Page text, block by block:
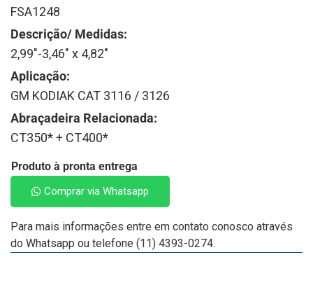
FSA1248
Descrição/ Medidas:
2,99"-3,46" x 4,82"
Aplicação:
GM KODIAK CAT 3116 / 3126
Abraçadeira Relacionada:
CT350* + CT400*
Produto à pronta entrega
Comprar via Whatsapp
Para mais informações entre em contato conosco através
do Whatsapp ou telefone (11) 4393-0274.